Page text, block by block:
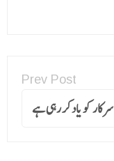
Prev Post
کو یاد کر رہی ہے